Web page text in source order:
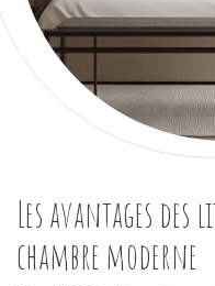
Les avantages
chambre moderne